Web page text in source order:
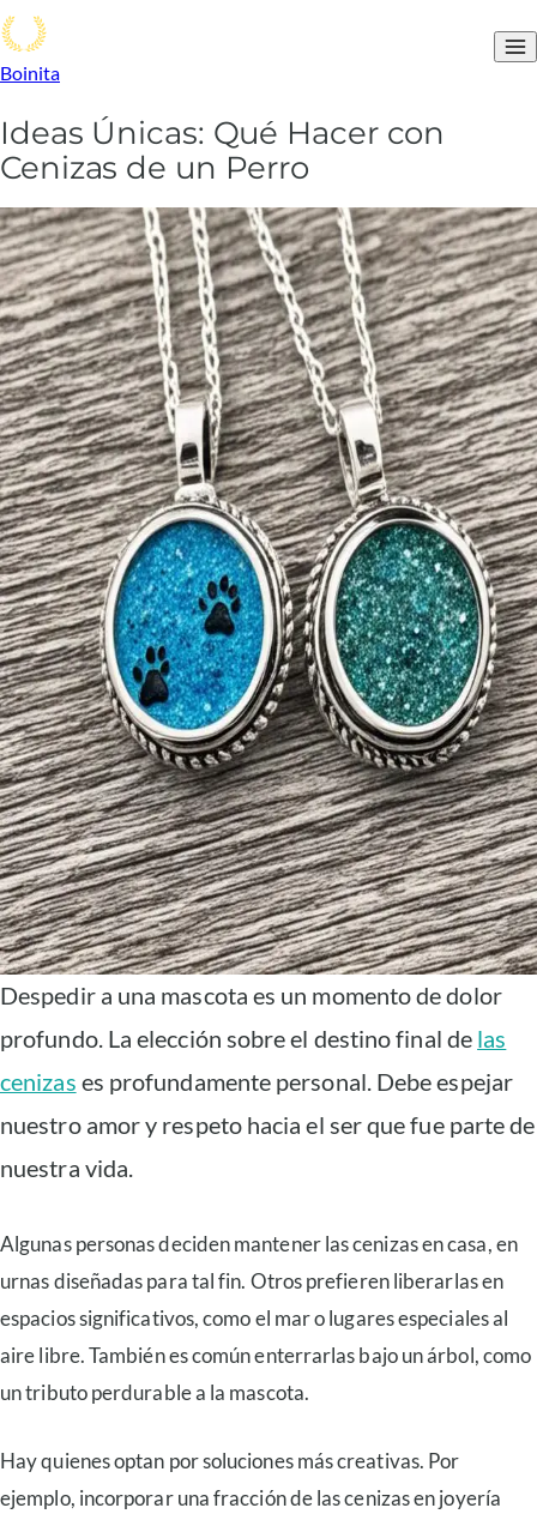
Boinita
Ideas Únicas: Qué Hacer con
Cenizas de un Perro
Despedir a una mascota es un momento de dolor
profundo. La elección sobre el destino final de las
cenizas es profundamente personal. Debe espejar
nuestro amor y respeto hacia el ser que fue parte de
nuestra vida.
Algunas personas deciden mantener las cenizas en casa, en
urnas diseñadas para tal fin. Otros prefieren liberarlas en
espacios significativos, como el mar o lugares especiales al
aire libre. También es común enterrarlas bajo un árbol, como
un tributo perdurable a la mascota.
Hay quienes optan por soluciones más creativas. Por
ejemplo, incorporar una fracción de las cenizas en joyería